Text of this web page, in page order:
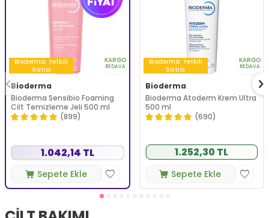
Bioderma Yetkili
Satıcı
KARGO
BEDAVA
Bioderma
Bioderma Sensibio Foaming
Cilt Temizleme Jeli 500 ml
(899)
1.042,14 TL
Sepete Ekle
Bioderma Yetkili
Satıcı
KARGO
BEDAVA
Bioderma
Bioderma Atoderm Krem Ultra
500 ml
(690)
1.252,30 TL
Sepete Ekle